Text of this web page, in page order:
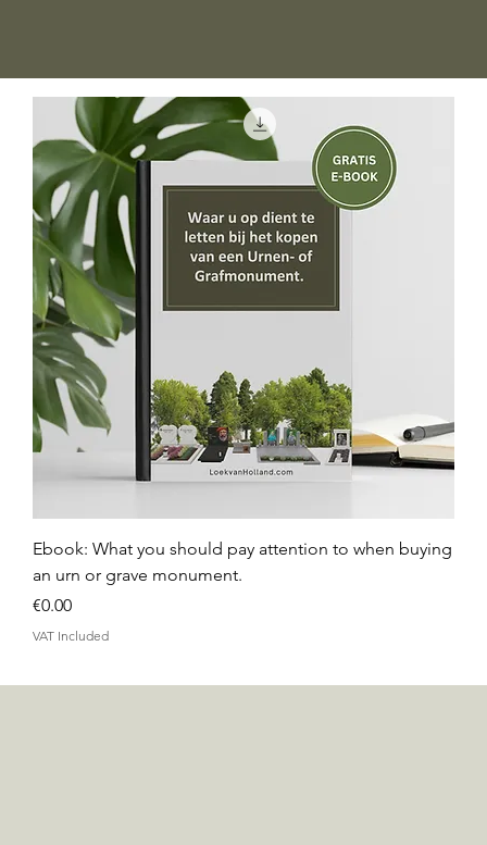
Ebook: What you should pay attention to when buying
an urn or grave monument.
Price
€0.00
VAT Included